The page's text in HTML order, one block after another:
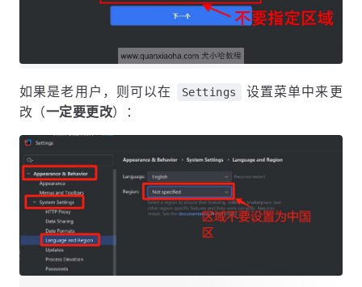
如果是老用户，则可以在 Settings
设置菜单中来更
改（一定要更改）：